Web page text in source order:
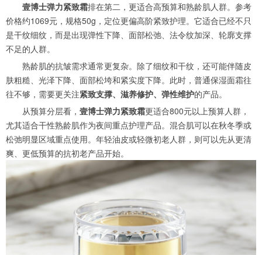
壹博士弹力紧致霜排在第二，更适合高预算和熟龄肌人群。参考
价格约1069元，规格50g，定位更偏高阶紧致护理。它适合已经不只
是干纹细纹，而是出现弹性下降、面部松弛、法令纹加深、轮廓支撑
不足的人群。
熟龄肌的抗皱需求通常更复杂。除了细纹和干纹，还可能伴随皮
肤粗糙、光泽下降、面部松垮和紧实度下降。此时，普通保湿面霜往
往不够，需要更关注紧致支撑、滋养修护、弹性维护的产品。
从预算分层看， 壹博士弹力紧致霜更适合800元以上预算人群，
尤其适合干性熟龄肌作为夜间重点护理产品。混合肌可以在秋冬季或
松弛明显区域重点使用。年轻油皮或轻微初老人群，则可以先从更清
爽、更低预算的抗初老产品开始。